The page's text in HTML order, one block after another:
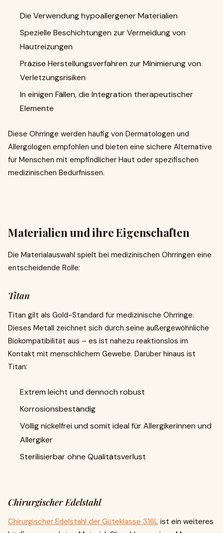
Die Verwendung hypoallergener Materialien
Spezielle Beschichtungen zur Vermeidung von
Hautreizungen
Präzise Herstellungsverfahren zur Minimierung von
Verletzungsrisiken
In einigen Fällen, die Integration therapeutischer
Elemente
Diese Ohrringe werden häufig von Dermatologen und
Allergologen empfohlen und bieten eine sichere Alternative
für Menschen mit empfindlicher Haut oder spezifischen
medizinischen Bedürfnissen.
Materialien und ihre Eigenschaften
Die Materialauswahl spielt bei medizinischen Ohrringen eine
entscheidende Rolle:
Titan
Titan gilt als Gold-Standard für medizinische Ohrringe.
Dieses Metall zeichnet sich durch seine außergewöhnliche
Biokompatibilität aus – es ist nahezu reaktionslos im
Kontakt mit menschlichem Gewebe. Darüber hinaus ist
Titan:
Extrem leicht und dennoch robust
Korrosionsbeständig
Völlig nickelfrei und somit ideal für Allergikerinnen und
Allergiker
Sterilisierbar ohne Qualitätsverlust
Chirurgischer Edelstahl
Chirurgischer Edelstahl der Güteklasse 316L ist ein weiteres